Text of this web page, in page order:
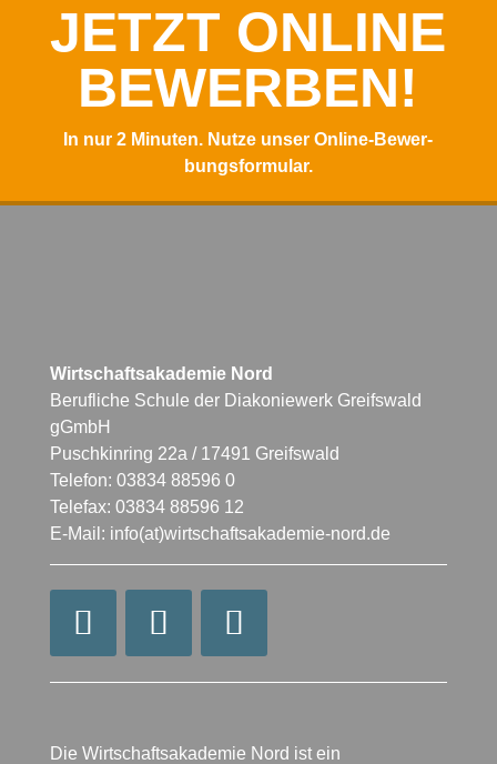
JETZT ONLINE
BEWER­BEN!
In nur 2 Minu­ten. Nutze unser Online-Bewer­
bungs­for­mu­lar.
Wirtschaftsakademie Nord
Berufliche Schule der Diakoniewerk Greifswald
gGmbH
Puschkinring 22a / 17491 Greifswald
Telefon: 03834 88596 0
Telefax: 03834 88596 12
E-Mail: info(at)wirtschaftsakademie-nord.de
Die Wirtschaftsakademie Nord ist ein